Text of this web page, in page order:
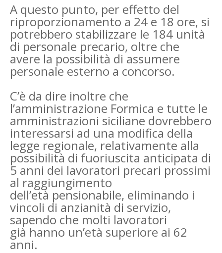
A questo punto, per effetto del
riproporzionamento a 24 e 18 ore, si
potrebbero stabilizzare le 184 unità
di personale precario, oltre che
avere la possibilità di assumere
personale esterno a concorso.
C’è da dire inoltre che
l’amministrazione Formica e tutte le
amministrazioni siciliane dovrebbero
interessarsi ad una modifica della
legge regionale, relativamente alla
possibilità di fuoriuscita anticipata di
5 anni dei lavoratori precari prossimi
al raggiungimento
dell’età pensionabile, eliminando i
vincoli di anzianità di servizio,
sapendo che molti lavoratori
già hanno un’età superiore ai 62
anni.